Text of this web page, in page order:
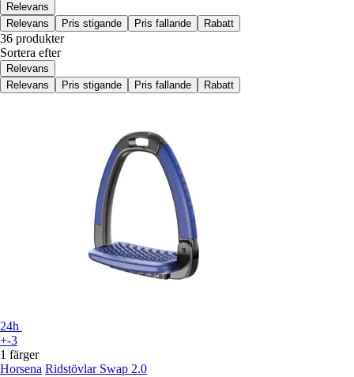
Relevans
Relevans
Pris stigande Pris fallande Rabatt
36 produkter
Sortera efter
Relevans
Relevans
Pris stigande Pris fallande Rabatt
24h
+-3
1 färger
Horsena Ridstövlar Swap 2.0